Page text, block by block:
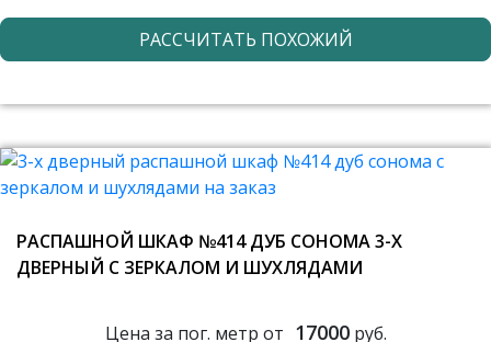
РАССЧИТАТЬ ПОХОЖИЙ
РАСПАШНОЙ ШКАФ №414 ДУБ СОНОМА 3-Х
ДВЕРНЫЙ С ЗЕРКАЛОМ И ШУХЛЯДАМИ
Цена за пог. метр от 17000руб.